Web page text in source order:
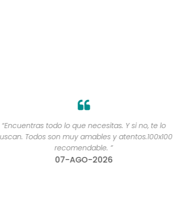
todo lo que necesitas. Y si no, te lo
Todos son muy amables y atentos.100x100
recomendable. ”
07-AGO-2026